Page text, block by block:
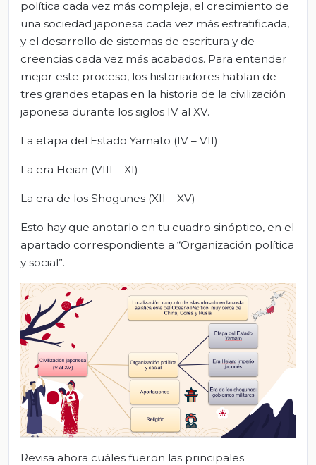
política cada vez más compleja, el crecimiento de
una sociedad japonesa cada vez más estratificada,
y el desarrollo de sistemas de escritura y de
creencias cada vez más acabados. Para entender
mejor este proceso, los historiadores hablan de
tres grandes etapas en la historia de la civilización
japonesa durante los siglos IV al XV.
La etapa del Estado Yamato (IV – VII)
La era Heian (VIII – XI)
La era de los Shogunes (XII – XV)
Esto hay que anotarlo en tu cuadro sinóptico, en el
apartado correspondiente a “Organización política
y social”.
Revisa ahora cuáles fueron las principales